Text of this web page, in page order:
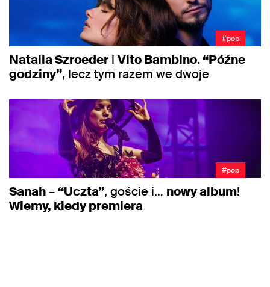
#pop
Natalia Szroeder i Vito Bambino. “Późne
godziny”, lecz tym razem we dwoje
#pop
Sanah– “Uczta”, goście i… nowy album!
Wiemy, kiedy premiera